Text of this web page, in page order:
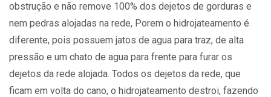
obstrução e não remove 100% dos dejetos de gorduras e
nem pedras alojadas na rede, Porem o hidrojateamento é
diferente, pois possuem jatos de agua para traz, de alta
pressão e um chato de agua para frente para furar os
dejetos da rede alojada. Todos os dejetos da rede, que
ficam em volta do cano, o hidrojateamento destroi, fazendo